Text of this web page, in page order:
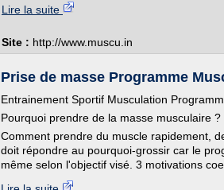
Lire la suite
Site : http://www.muscu.in
Prise de masse Programme
Entrainement Sportif Musculation
Pourquoi prendre de la masse musculaire ?
Comment prendre du muscle rapidement,
doit répondre au pourquoi-grossir car le
même selon l'objectif visé. 3 motivations